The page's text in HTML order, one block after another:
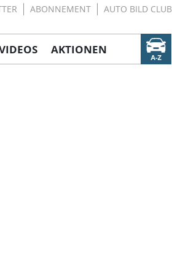
ABONNEMENT AUTO BILD CLUB
AKTIONEN